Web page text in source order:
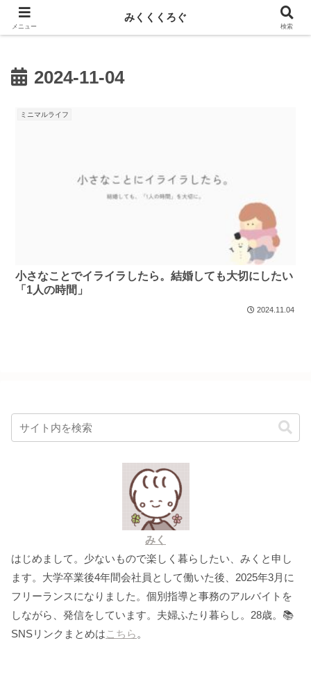
新しい記事はnoteに投稿しています！
2024-11-04
ミニマルライフ
小さなことでイライラしたら。結婚しても大切にしたい
「1人の時間」
2024.11.04
みく
はじめまして。少ないもので楽しく暮らしたい、みくと申し
ます。大学卒業後4年間会社員として働いた後、2025年3月に
フリーランスになりました。個別指導と事務のアルバイトを
しながら、発信をしています。夫婦ふたり暮らし。28歳。📚
SNSリンクまとめはこちら 。
メニュー
みくくくろぐ
検索